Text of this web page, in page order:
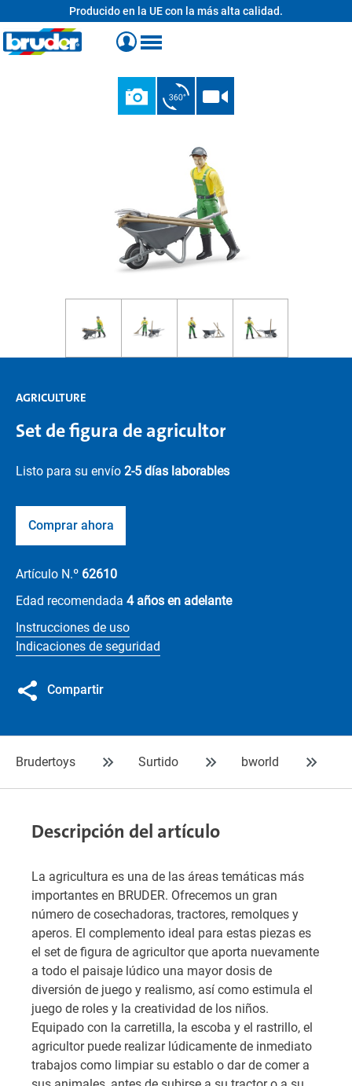
Producido en la UE con la más alta calidad.
AGRICULTURE
Set de figura de agricultor
Listo para su envío 2-5 días laborables
Comprar ahora
Artículo N.º 62610
Edad recomendada 4 años en adelante
Instrucciones de uso
Indicaciones de seguridad
Compartir
Brudertoys Surtido bworld
Descripción del artículo
La agricultura es una de las áreas temáticas más
importantes en BRUDER. Ofrecemos un gran
número de cosechadoras, tractores, remolques y
aperos. El complemento ideal para estas piezas es
el set de figura de agricultor que aporta nuevamente
a todo el paisaje lúdico una mayor dosis de
diversión de juego y realismo, así como estimula el
juego de roles y la creatividad de los niños.
Equipado con la carretilla, la escoba y el rastrillo, el
agricultor puede realizar lúdicamente de inmediato
trabajos como limpiar su establo o dar de comer a